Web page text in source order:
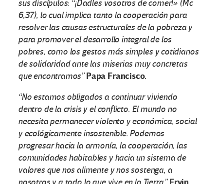
sus discípulos: “¡Dadles vosotros de comer!» (Mc
6,37), lo cual implica tanto la cooperación para
resolver las causas estructurales de la pobreza y
para promover el desarrollo integral de los
pobres, como los gestos más simples y cotidianos
de solidaridad ante las miserias muy concretas
que encontramos” Papa Francisco.
“No estamos obligados a continuar viviendo
dentro de la crisis y el conflicto. El mundo no
necesita permanecer violento y económica, social
y ecológicamente insostenible. Podemos
progresar hacia la armonía, la cooperación, las
comunidades habitables y hacia un sistema de
valores que nos alimente y nos sostenga, a